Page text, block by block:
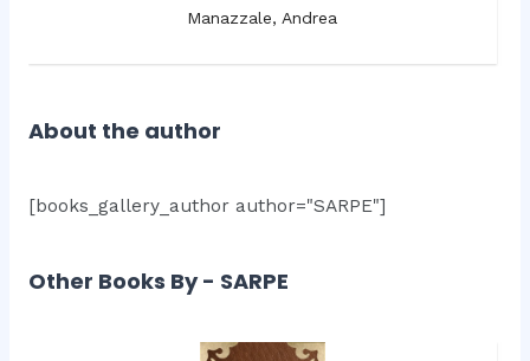
Manazzale, Andrea
About the author
[books_gallery_author author="SARPE"]
Other Books By - SARPE